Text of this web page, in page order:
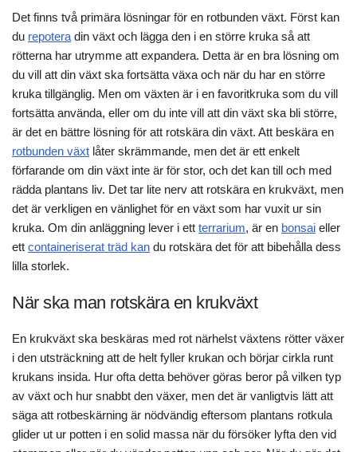
Det finns två primära lösningar för en rotbunden växt. Först kan
du repotera din växt och lägga den i en större kruka så att
rötterna har utrymme att expandera. Detta är en bra lösning om
du vill att din växt ska fortsätta växa och när du har en större
kruka tillgänglig. Men om växten är i en favoritkruka som du vill
fortsätta använda, eller om du inte vill att din växt ska bli större,
är det en bättre lösning för att rotskära din växt. Att beskära en
rotbunden växt låter skrämmande, men det är ett enkelt
förfarande om din växt inte är för stor, och det kan till och med
rädda plantans liv. Det tar lite nerv att rotskära en krukväxt, men
det är verkligen en vänlighet för en växt som har vuxit ur sin
kruka. Om din anläggning lever i ett terrarium, är en bonsai eller
ett containeriserat träd kan du rotskära det för att bibehålla dess
lilla storlek.
När ska man rotskära en krukväxt
En krukväxt ska beskäras med rot närhelst växtens rötter växer
i den utsträckning att de helt fyller krukan och börjar cirkla runt
krukans insida. Hur ofta detta behöver göras beror på vilken typ
av växt och hur snabbt den växer, men det är vanligtvis lätt att
säga att rotbeskärning är nödvändig eftersom plantans rotkula
glider ut ur potten i en solid massa när du försöker lyfta den vid